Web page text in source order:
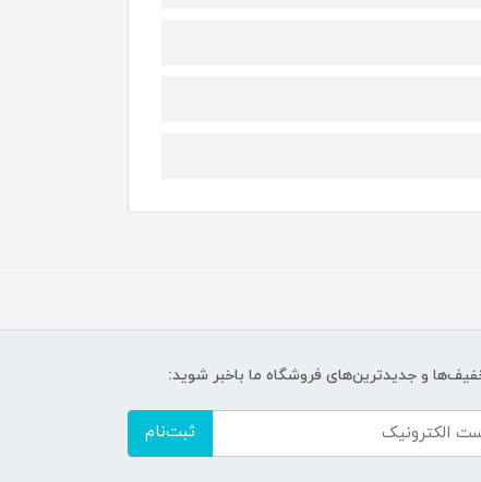
و جدیدترین‌های فروشگاه ما باخبر شوید:
ثبت‌نام